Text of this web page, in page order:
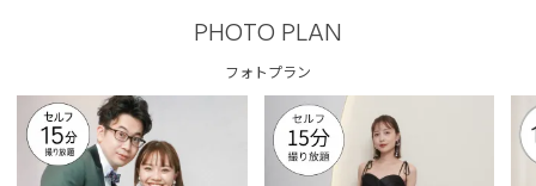
PHOTO PLAN
フォトプラン